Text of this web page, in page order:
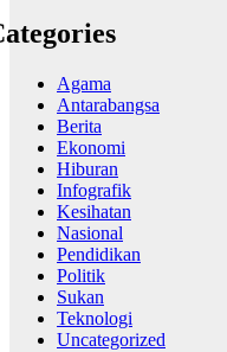
Agama
Antarabangsa
Berita
Ekonomi
Hiburan
Infografik
Kesihatan
Nasional
Pendidikan
Politik
Sukan
Teknologi
Uncategorized